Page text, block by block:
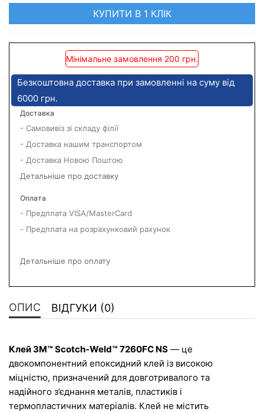
КУПИТИ В 1 КЛІК
Мінімальне замовлення 200 грн.
Безкоштовна доставка при замовленні на суму від
6000 грн.
Доставка
- Самовивіз зі складу філії
- Доставка нашим транспортом
- Доставка Новою Поштою
Детальніше про доставку
Оплата
- Предплата VISA/MasterCard
- Предплата на розрахунковий рахунок
Детальніше про оплату
ОПИС ВІДГУКИ (0)
Клей 3M™ Scotch-Weld™ 7260FC NS — це
двокомпонентний епоксидний клей із високою
міцністю, призначений для довготривалого та
надійного з’єднання металів, пластиків і
термопластичних матеріалів. Клей не містить